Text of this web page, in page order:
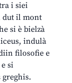
i siei
dut il mont
si è bielzà
indulà
filosofie e
si